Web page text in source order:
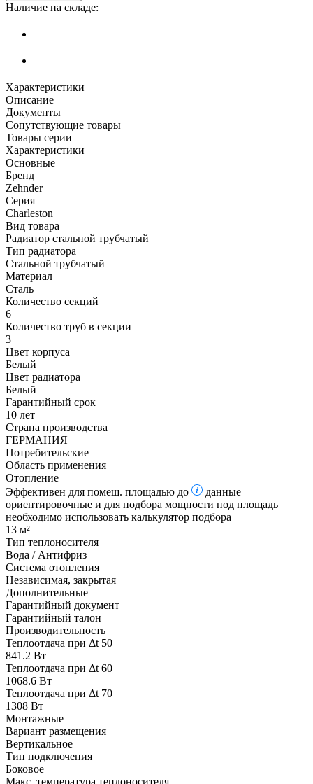
Наличие на складе:
Характеристики
Описание
Документы
Сопутствующие товары
Товары серии
Характеристики
Основные
Бренд
Zehnder
Серия
Charleston
Вид товара
Радиатор стальной трубчатый
Тип радиатора
Стальной трубчатый
Материал
Сталь
Количество секций
6
Количество труб в секции
3
Цвет корпуса
Белый
Цвет радиатора
Белый
Гарантийный срок
10 лет
Страна производства
ГЕРМАНИЯ
Потребительские
Область применения
Отопление
Эффективен для помещ. площадью до
данные
ориентировочные и для подбора мощности под площадь
необходимо использовать калькулятор подбора
13 м²
Тип теплоносителя
Вода / Антифриз
Система отопления
Независимая, закрытая
Дополнительные
Гарантийный документ
Гарантийный талон
Производительность
Теплоотдача при Δt 50
841.2 Вт
Теплоотдача при Δt 60
1068.6 Вт
Теплоотдача при Δt 70
1308 Вт
Монтажные
Вариант размещения
Вертикальное
Тип подключения
Боковое
Макс. температура теплоносителя